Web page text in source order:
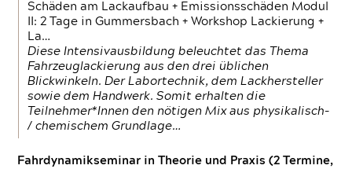
Schäden am Lackaufbau + Emissionsschäden Modul
II: 2 Tage in Gummersbach + Workshop Lackierung +
La…
Diese Intensivausbildung beleuchtet das Thema
Fahrzeuglackierung aus den drei üblichen
Blickwinkeln. Der Labortechnik, dem Lackhersteller
sowie dem Handwerk. Somit erhalten die
Teilnehmer*Innen den nötigen Mix aus physikalisch-
/ chemischem Grundlage…
Fahrdynamikseminar in Theorie und Praxis (2 Termine,